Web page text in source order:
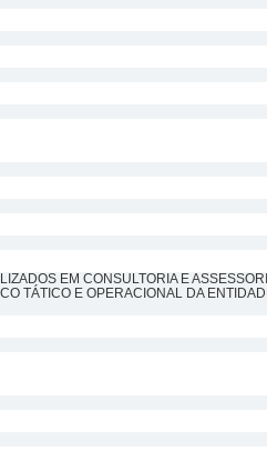
EM CONSULTORIA E
TÁTICO E OPERACIONAL DA